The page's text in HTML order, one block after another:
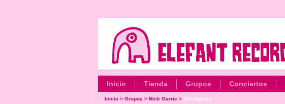
Inicio Tienda Grupos Conciertos
Inicio> Grupos > Nick Garrie> Discografía